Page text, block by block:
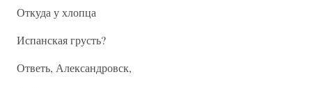
Откуда у хлопца
Испанская грусть?
Ответь, Александровск,